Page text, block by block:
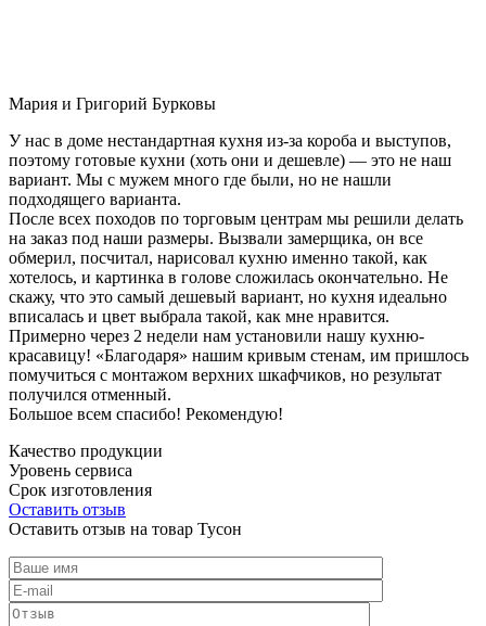
Мария и Григорий Бурковы
У нас в доме нестандартная кухня из-за короба и выступов,
поэтому готовые кухни (хоть они и дешевле) — это не наш
вариант. Мы с мужем много где были, но не нашли
подходящего варианта.
После всех походов по торговым центрам мы решили делать
на заказ под наши размеры. Вызвали замерщика, он все
обмерил, посчитал, нарисовал кухню именно такой, как
хотелось, и картинка в голове сложилась окончательно. Не
скажу, что это самый дешевый вариант, но кухня идеально
вписалась и цвет выбрала такой, как мне нравится.
Примерно через 2 недели нам установили нашу кухню-
красавицу! «Благодаря» нашим кривым стенам, им пришлось
помучиться с монтажом верхних шкафчиков, но результат
получился отменный.
Большое всем спасибо! Рекомендую!
Качество продукции
Уровень сервиса
Срок изготовления
Оставить отзыв
Оставить отзыв на товар Тусон